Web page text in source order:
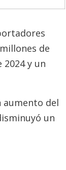
de
y un
aumento del
un